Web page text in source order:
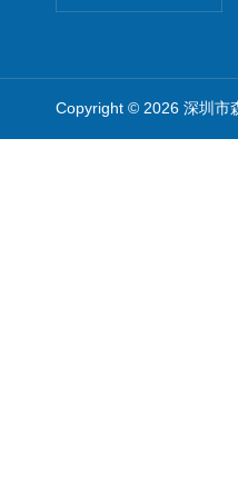
Copyright © 2026 深圳市